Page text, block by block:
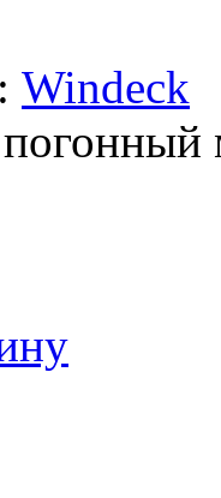
Windeck
погонный